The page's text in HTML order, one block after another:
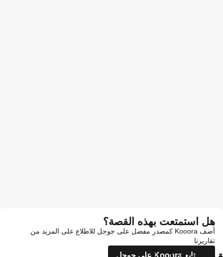
هل استمتعت بهذه القصة؟
أضف Kooora كمصدر مفضل على جوجل للاطلاع على المزيد من
تقاريرنا
تابع Kooora على جوجل